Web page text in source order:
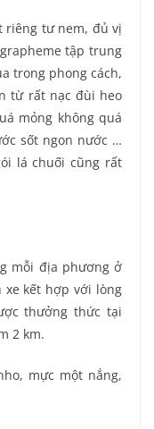
riêng tư nem, đủ vị
tập trung
trong phong cách,
từ rất nạc đùi heo
mỏng không quá
sốt ngon nước …
lá chuối cũng rất
mỗi địa phương ở
xe kết hợp với lòng
thưởng thức tại
2 km.
mực một nắng,